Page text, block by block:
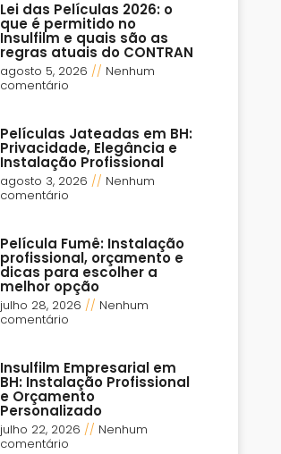
Lei das Películas 2026: o
que é permitido no
Insulfilm e quais são as
regras atuais do CONTRAN
agosto 5, 2026
Nenhum
comentário
Películas Jateadas em BH:
Privacidade, Elegância e
Instalação Profissional
agosto 3, 2026
Nenhum
comentário
Película Fumê: Instalação
profissional, orçamento e
dicas para escolher a
melhor opção
julho 28, 2026
Nenhum
comentário
Insulfilm Empresarial em
BH: Instalação Profissional
e Orçamento
Personalizado
julho 22, 2026
Nenhum
comentário